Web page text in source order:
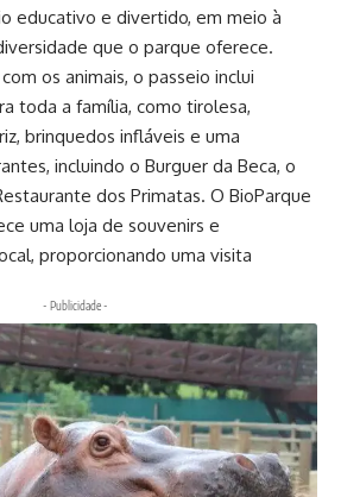
educativo e divertido, em meio à
que o parque oferece.
os animais, o passeio inclui
toda a família, como tirolesa,
brinquedos infláveis e uma
incluindo o Burguer da Beca, o
dos Primatas. O BioParque
uma loja de souvenirs e
proporcionando uma visita
- Publicidade -